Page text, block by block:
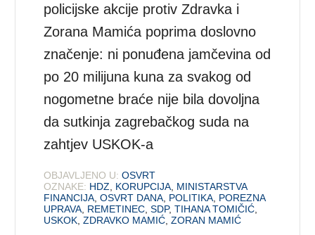
policijske akcije protiv Zdravka i
Zorana Mamića poprima doslovno
značenje: ni ponuđena jamčevina od
po 20 milijuna kuna za svakog od
nogometne braće nije bila dovoljna
da sutkinja zagrebačkog suda na
zahtjev USKOK-a
OBJAVLJENO U: OSVRT
OZNAKE: HDZ KORUPCIJA MINISTARSTVA
FINANCIJA ,OSVRT DANA POLITIKA POREZNA
UPRAVA REMETINEC ,SDP,TIHANA TOMIČIĆ
USKOK ,ZDRAVKO MAMIĆ ,ZORAN MAMIĆ